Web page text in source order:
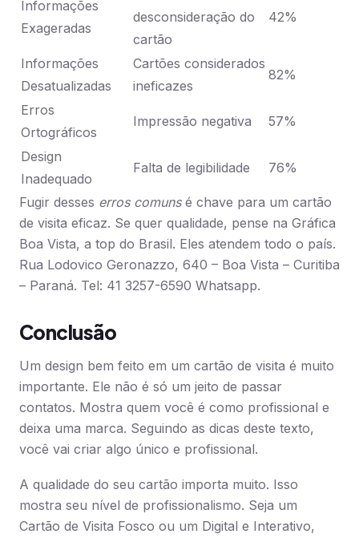
Informações
Exageradas
desconsideração do
cartão
42%
Informações
Desatualizadas
Cartões considerados
ineficazes
82%
Erros
Ortográficos
Impressão negativa 57%
Design
Inadequado
Falta de legibilidade 76%
Fugir desses erros comunsé chave para um cartão
de visita eficaz. Se quer qualidade, pense na Gráfica
Boa Vista, a top do Brasil. Eles atendem todo o país.
Rua Lodovico Geronazzo, 640 – Boa Vista – Curitiba
– Paraná. Tel: 41 3257-6590 Whatsapp.
Conclusão
Um design bem feito em um cartão de visita é muito
importante. Ele não é só um jeito de passar
contatos. Mostra quem você é como profissional e
deixa uma marca. Seguindo as dicas deste texto,
você vai criar algo único e profissional.
A qualidade do seu cartão importa muito. Isso
mostra seu nível de profissionalismo. Seja um
Cartão de Visita Fosco ou um Digital e Interativo,